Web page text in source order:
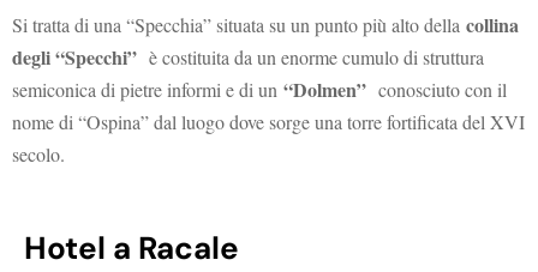
Si tratta di una “Specchia” situata su un punto più alto della collina
degli “Specchi” è costituita da un enorme cumulo di struttura
semiconica di pietre informi e di un “Dolmen” conosciuto con il
nome di “Ospina” dal luogo dove sorge una torre fortificata del XVI
secolo.
Hotel a Racale